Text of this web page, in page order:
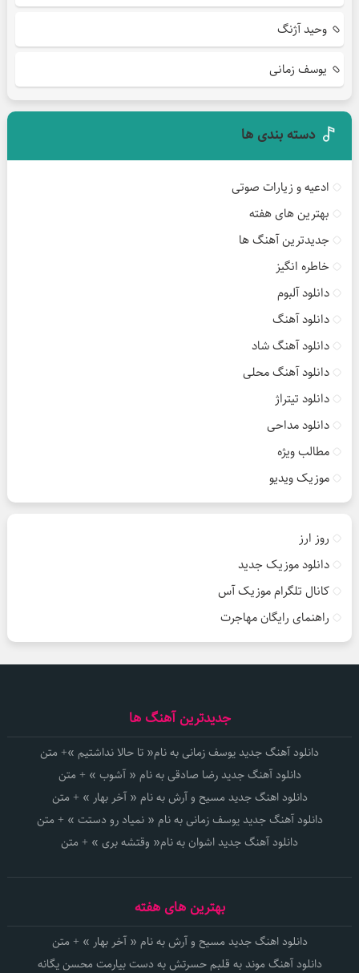
وحید آژنگ
یوسف زمانی
دسته بندی ها
ادعیه و زیارات صوتی
بهترین های هفته
جدیدترین آهنگ ها
خاطره انگیز
دانلود آلبوم
دانلود آهنگ
دانلود آهنگ شاد
دانلود آهنگ محلی
دانلود تیتراژ
دانلود مداحی
مطالب ویژه
موزیک ویدیو
روز ارز
دانلود موزیک جدید
کانال تلگرام موزیک آس
راهنمای رایگان مهاجرت
جدیدترین آهنگ ها
دانلود آهنگ جدید یوسف زمانی به نام« تا حالا نداشتیم »+ متن
دانلود آهنگ جدید رضا صادقی به نام « آشوب » + متن
دانلود اهنگ جدید مسیح و آرش به نام « آخر بهار » + متن
دانلود آهنگ جدید یوسف زمانی به نام « نمیاد رو دستت » + متن
دانلود آهنگ جدید اشوان به نام« وقتشه بری » + متن
بهترین های هفته
دانلود اهنگ جدید مسیح و آرش به نام « آخر بهار » + متن
دانلود آهنگ موند به قلبم حسرتش به دست بیارمت محسن یگانه